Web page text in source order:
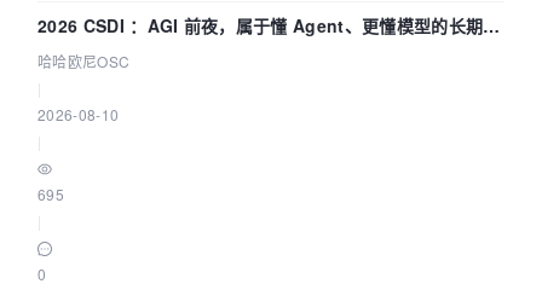
2026 CSDI ：AGI 前夜，属于懂 Agent、更懂模型的长期深
耕企业
哈哈欧尼OSC
2026-08-10
695
0